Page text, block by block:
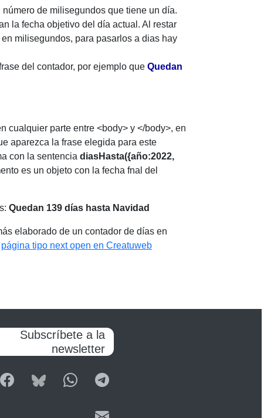
número de milisegundos que tiene un día.
la fecha objetivo del día actual. Al restar
milisegundos, para pasarlos a dias hay
del contador, por ejemplo que Quedan
cualquier parte entre <body> y </body>, en
aparezca la frase elegida para este
con la sentencia diasHasta({año:2022,
es un objeto con la fecha fnal del
Quedan 139 días hasta Navidad
elaborado de un contador de días en
página tipo next open en Creatuweb
Subscríbete a la
newsletter